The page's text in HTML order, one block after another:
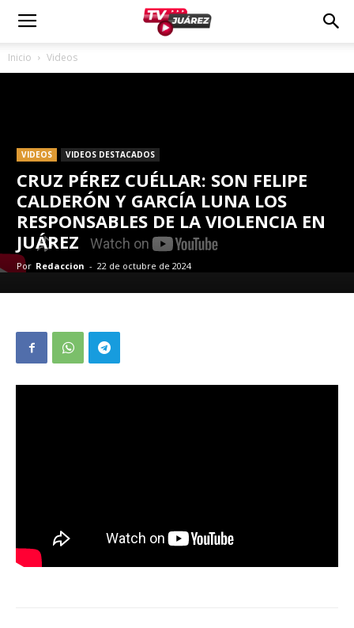
Inicio Videos
VIDEOS VIDEOS DESTACADOS
CRUZ PÉREZ CUÉLLAR: SON FELIPE
CALDERÓN Y GARCÍA LUNA LOS
RESPONSABLES DE LA VIOLENCIA EN
JUÁREZ
Por Redaccion - 22 de octubre de 2024